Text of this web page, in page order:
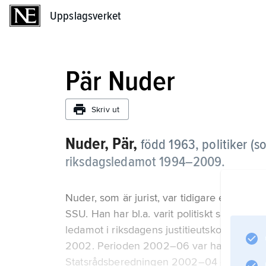
Uppslagsverket
Pär Nuder
Skriv ut
Nuder, Pär, född 1963, politiker
riksdagsledamot 1994–2009.
Nuder, som är jurist, var tidigare
SSU. Han har bl.a. varit politiskt
ledamot i riksdagens justitieutskott
2002. Perioden 2002–06 var han
Statsrådsberedningen 2002–04 och